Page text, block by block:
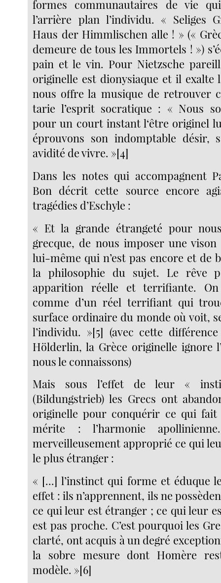
formes communautaires de vie
l’arrière plan l’individu. « Seliges
Haus der Himmlischen alle ! » («
demeure de tous les Immortels ! »)
pain et le vin. Pour Nietzsche
originelle est dionysiaque et il exalte
nous offre la musique de retrouver
tarie l’esprit socratique : « Nous
pour un court instant l‘être originel
éprouvons son indomptable désir,
avidité de vivre. »[4]
Dans les notes qui accompagnent
Bon décrit cette source encore
tragédies d’Eschyle :
« Et la grande étrangeté pour
grecque, de nous imposer une vison
lui-même qui n’est pas encore et de
la philosophie du sujet. Le rêve
apparition réelle et terrifiante.
comme d’un réel terrifiant qui
surface ordinaire du monde où voit,
l’individu. »[5] (avec cette
Hölderlin, la Grèce originelle ignore
nous le connaissons)
Mais sous l’effet de leur «
(Bildungstrieb) les Grecs ont
originelle pour conquérir ce qui fait
mérite : l’harmonie
merveilleusement approprié ce qui
le plus étranger :
« [...] l’instinct qui forme et éduque
effet : ils n’apprennent, ils ne
ce qui leur est étranger ; ce qui leur
est pas proche. C’est pourquoi les
clarté, ont acquis à un degré
la sobre mesure dont Homère
modèle. »[6]